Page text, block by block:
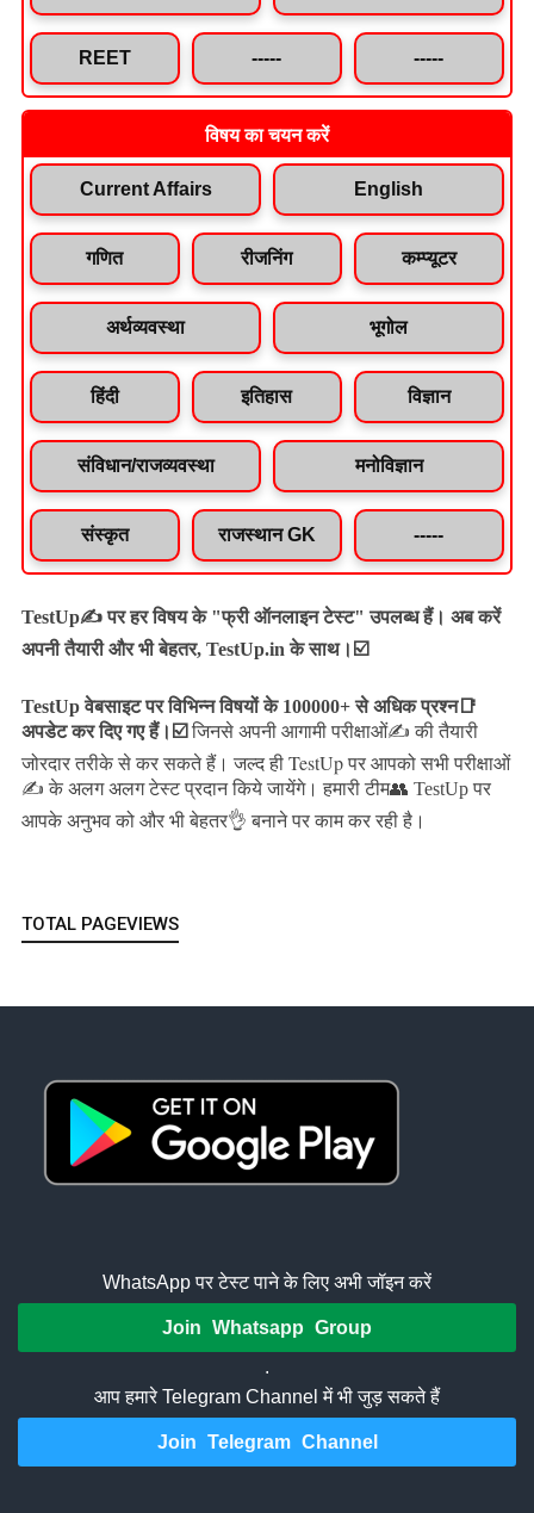
REET ----- -----
विषय का चयन करें
Current Affairs English
गणित रीजनिंग कम्प्यूटर
अर्थव्यवस्था भूगोल
हिंदी इतिहास विज्ञान
संविधान/राजव्यवस्था मनोविज्ञान
संस्कृत राजस्थान GK -----
TestUp✍️ पर हर विषय के "फ्री ऑनलाइन टेस्ट" उपलब्ध हैं। अब करें
अपनी तैयारी और भी बेहतर, TestUp.in के साथ।☑️
TestUp वेबसाइट पर विभिन्न विषयों के 100000+ से अधिक प्रश्न📑
अपडेट कर दिए गए हैं। ☑️ जिनसे अपनी आगामी परीक्षाओं✍️ की तैयारी
जोरदार तरीके से कर सकते हैं।जल्द ही TestUp पर आपको सभी परीक्षाओं
✍️ के अलग अलग टेस्ट प्रदान किये जायेंगे। हमारी टीम👥 TestUp पर
आपके अनुभव को और भी बेहतर👌 बनाने पर काम कर रही है।
TOTAL PAGEVIEWS
WhatsApp पर टेस्ट पाने के लिए अभी जॉइन करें
Join Whatsapp Group
.
आप हमारे Telegram Channel में भी जुड़ सकते हैं
Join Telegram Channel